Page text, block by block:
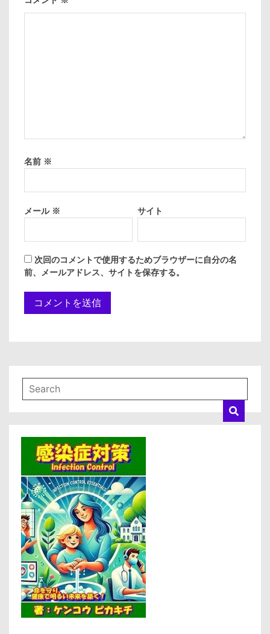
名前 ※
メール ※ サイト
次回のコメントで使用するためブラウザーに自分の名
前、メールアドレス、サイトを保存する。